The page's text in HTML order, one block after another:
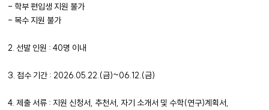
- 학부 편입생 지원 불가
- 복수 지원 불가
2. 선발 인원 : 40명 이내
3. 접수 기간 : 2026.05.22.(금)~06.12.(금)
4. 제출 서류 : 지원 신청서, 추천서, 자기 소개서 및 수학(연구)계획서,